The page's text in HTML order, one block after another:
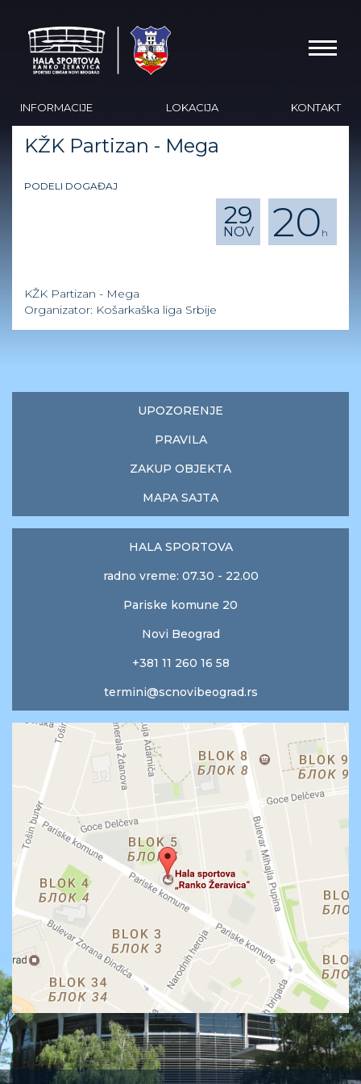
INFORMACIJE LOKACIJA KONTAKT
KŽK Partizan - Mega
PODELI DOGAĐAJ
29
NOV 20 h
KŽK Partizan - Mega
Organizator: Košarkaška liga Srbije
UPOZORENJE
PRAVILA
ZAKUP OBJEKTA
MAPA SAJTA
HALA SPORTOVA
radno vreme: 07.30 - 22.00
Pariske komune 20
Novi Beograd
+381 11 260 16 58
termini@scnovibeograd.rs